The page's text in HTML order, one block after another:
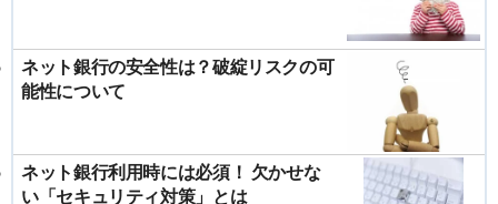
ネット銀行の安全性は？破綻リスクの可
能性について
ネット銀行利用時には必須！ 欠かせな
い「セキュリティ対策」とは